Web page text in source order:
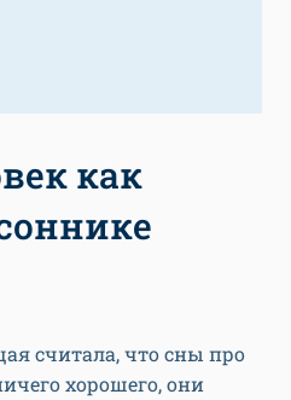
как
считала, что сны про
хорошего, они